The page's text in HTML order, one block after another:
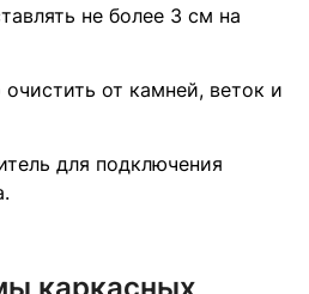
не более 3 см на
от камней, веток и
для подключения